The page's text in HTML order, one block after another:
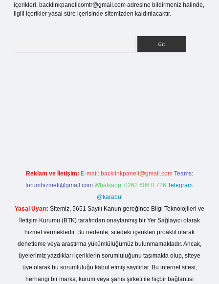
içerikleri, backlinkpanelicomtr@gmail.com adresine bildirmeniz halinde,
ilgili içerikler yasal süre içerisinde sitemizden kaldırılacaktır.
Reklam ve İletişim: E-mail: backlinkpaneli@gmail.com Teams:
forumhizmeti@gmail.com Whatsapp: 0262 606 0 726 Telegram:
@karabul
Yasal Uyarı: Sitemiz, 5651 Sayılı Kanun gereğince Bilgi Teknolojileri ve
İletişim Kurumu (BTK) tarafından onaylanmış bir Yer Sağlayıcı olarak
hizmet vermektedir. Bu nedenle, sitedeki içerikleri proaktif olarak
denetleme veya araştırma yükümlülüğümüz bulunmamaktadır. Ancak,
üyelerimiz yazdıkları içeriklerin sorumluluğunu taşımakta olup, siteye
üye olarak bu sorumluluğu kabul etmiş sayılırlar. Bu internet sitesi,
herhangi bir marka, kurum veya şahıs şirketi ile hiçbir bağlantısı